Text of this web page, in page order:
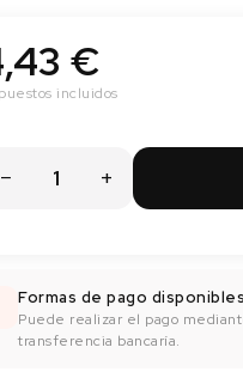
€
incluidos
Formas de pago disponibles
Puede realizar el pago
transferencia bancaría.